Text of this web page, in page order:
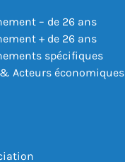
– de 26 ans
+ de 26 ans
spécifiques
Acteurs économiques